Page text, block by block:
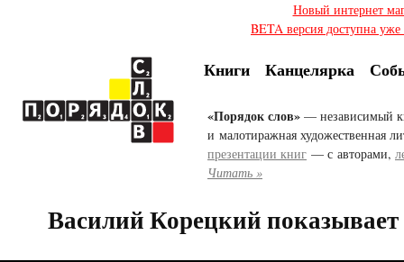
Новый интернет
BETA версия доступна
Книги Канцелярка
«Порядок слов» — независимый
и малотиражная художественная
презентации книг — с авторами,
Читать »
Василий Корецкий показывает